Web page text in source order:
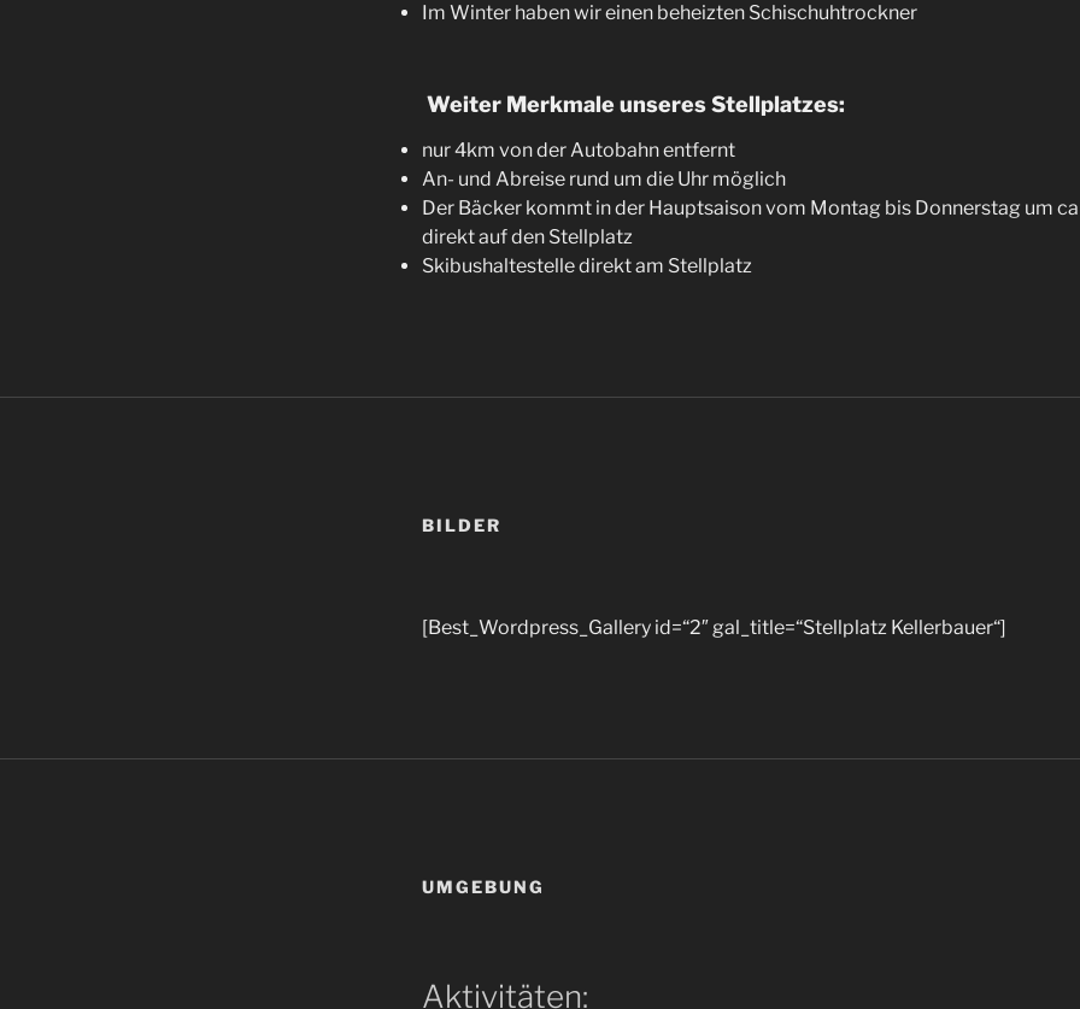
Im Winter haben wir einen beheizten Schischuhtrockner
Weiter Merkmale unseres Stellplatzes:
nur 4km von der Autobahn entfernt
An- und Abreise rund um die Uhr möglich
Der Bäcker kommt in der Hauptsaison vom Montag bis Donnerstag um
direkt auf den Stellplatz
Skibushaltestelle direkt am Stellplatz
BILDER
[Best_Wordpress_Gallery id=“2″ gal_title=“Stellplatz Kellerbauer“]
UMGEBUNG
Aktivitäten: